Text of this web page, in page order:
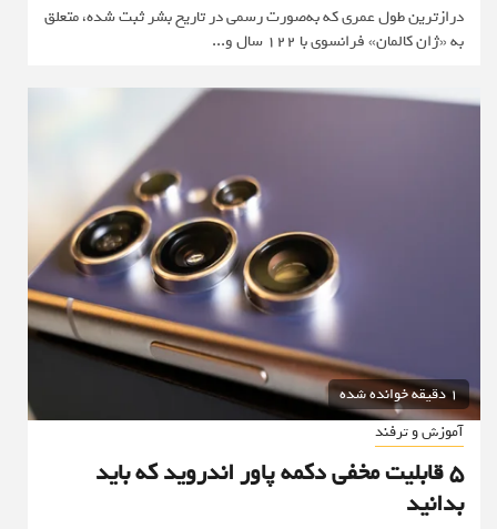
درازترین طول عمری که به‌صورت رسمی در تاریخ بشر ثبت شده، متعلق
به «ژان کالمان» فرانسوی با ۱۲۲ سال و...
1 دقیقه خوانده شده
آموزش و ترفند
۵ قابلیت مخفی دکمه پاور اندروید که باید
بدانید